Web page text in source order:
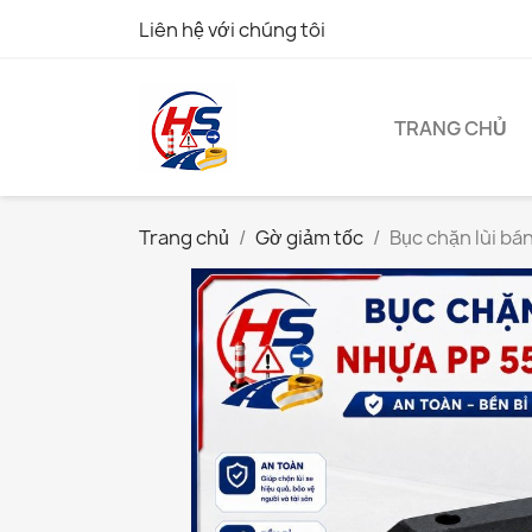
Liên hệ với chúng tôi
TRANG CHỦ
Trang chủ Gờ giảm tốc Bục chặn lùi